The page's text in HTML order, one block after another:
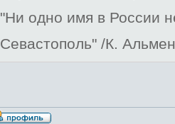
"Ни одно имя в России
Севастополь" /К.